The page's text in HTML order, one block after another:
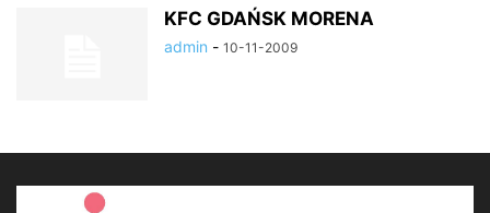
KFC GDAŃSK MORENA
admin - 10-11-2009